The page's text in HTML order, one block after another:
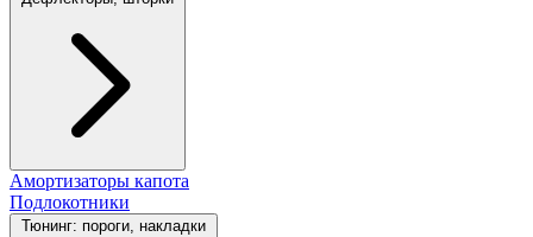
Амортизаторы капота
Подлокотники
Тюнинг: пороги, накладки